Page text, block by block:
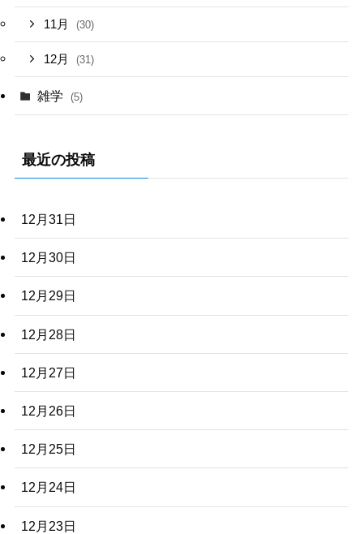
11月 (30)
12月 (31)
雑学 (5)
最近の投稿
12月31日
12月30日
12月29日
12月28日
12月27日
12月26日
12月25日
12月24日
12月23日